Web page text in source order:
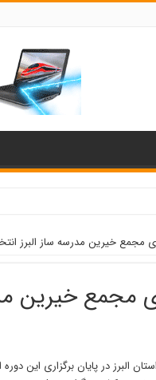
مجمع خیرین مدرسه ساز البرز
مجمع خیرین
البرز در پایان برگزاری این